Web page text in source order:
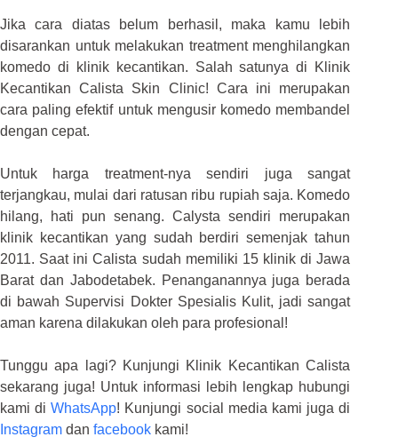
Jika cara diatas belum berhasil, maka kamu lebih
disarankan untuk melakukan treatment menghilangkan
komedo di klinik kecantikan. Salah satunya di Klinik
Kecantikan Calista Skin Clinic! Cara ini merupakan
cara paling efektif untuk mengusir komedo membandel
dengan cepat.
Untuk harga treatment-nya sendiri juga sangat
terjangkau, mulai dari ratusan ribu rupiah saja. Komedo
hilang, hati pun senang. Calysta sendiri merupakan
klinik kecantikan yang sudah berdiri semenjak tahun
2011. Saat ini Calista sudah memiliki 15 klinik di Jawa
Barat dan Jabodetabek. Penanganannya juga berada
di bawah Supervisi Dokter Spesialis Kulit, jadi sangat
aman karena dilakukan oleh para profesional!
Tunggu apa lagi? Kunjungi Klinik Kecantikan Calista
sekarang juga! Untuk informasi lebih lengkap hubungi
kami diWhatsApp! Kunjungi social media kami juga di
Instagram dan facebook kami!